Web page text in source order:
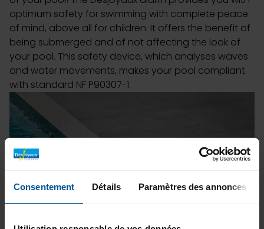
Consentement Détails Paramètres des annonces
optimum safety for swimming with complete peace
of mind, above all for children. It offers the benefit of
being submerged and of not affecting the look of
your pool. This safety device, which analyses waves
and water movements, makes your pool compliant
with standard NF P90307-1.